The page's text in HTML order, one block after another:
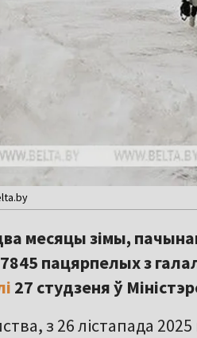
месяцы зімы,
пацярпелых з
27 студзеня ў
з 26 лістапада